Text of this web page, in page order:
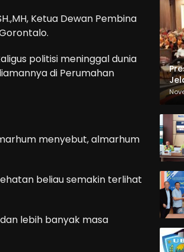
Ketua Dewan Pembina
politisi meninggal dunia
di Perumahan
menyebut, almarhum
beliau semakin terlihat
lebih banyak masa